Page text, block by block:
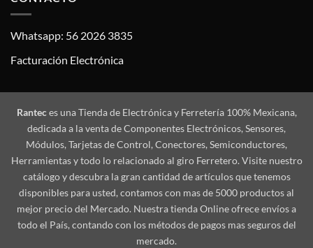
Whatsapp: 56 2026 3835
Facturación Electrónica
Ranteces una Tienda de Electrónica y Ferretería 100% Mexicana,
dedicada a la venta de Componentes Electrónicos, Sensores,
Módulos, Tarjetas de Control, Conectores, Semiconductores,
Herramientas y todo lo relacionado al giro Ferretero. Visite nuestro
catálogo y descubra la gran cantidad de artículos que tenemos
disponibles para usted, contamos con mas de 5000 productos al
mejor precio del Mercado. Nuestra tienda Online ofrece envíos a
todo el País, contando con los métodos de pagos mas seguros del
mercado.